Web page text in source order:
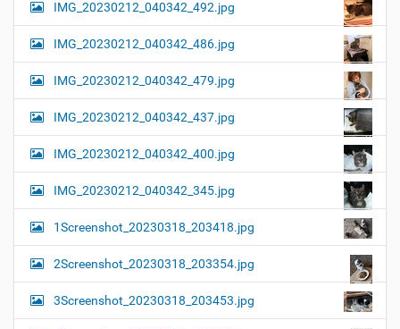
IMG_20230212_040342_492.jpg
IMG_20230212_040342_486.jpg
IMG_20230212_040342_479.jpg
IMG_20230212_040342_437.jpg
IMG_20230212_040342_400.jpg
IMG_20230212_040342_345.jpg
1Screenshot_20230318_203418.jpg
2Screenshot_20230318_203354.jpg
3Screenshot_20230318_203453.jpg